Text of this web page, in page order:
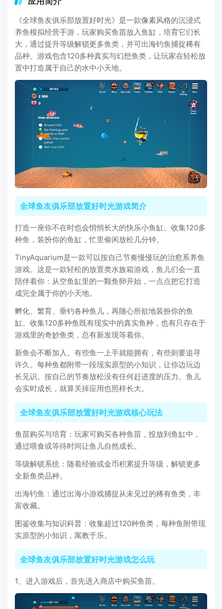
《全球鱼友俱乐部放置好时光》是一款像素风格的沉浸式
养鱼模拟经营手游，玩家购买鱼苗放入鱼缸，培育它们长
大，通过提升等级解锁更多鱼类，并可出海钓鱼捕捉稀有
品种。游戏包含120多种真实与幻想鱼类，让玩家在轻松放
置中打造属于自己的水中小天地。
全球鱼友俱乐部放置好时光游戏简介
打造一座你不在时也会悄悄长大的快乐小鱼缸。收集120多
种鱼，装扮你的鱼缸，忙里偷闲放松几分钟。
TinyAquarium是一款可以按自己节奏慢慢玩的治愈系养鱼
游戏。这是一款轻松的放置类水族箱游戏，鱼儿们会一直
陪伴着你：从空鱼缸里的一颗鱼卵开始，一点点把它打造
成完全属于你的小天地。
孵化、繁育、垂钓各种鱼儿，再随心所欲地装扮你的鱼
缸。收集120多种鱼既有现实中的真实鱼种，也有只存在于
游戏里的奇妙鱼类，总有新发现等着你。
新鱼会不断加入。有些鱼一上手就能拥有，有些则要追寻
许久。每种鱼都附带一段现实原型的小知识，让你边玩边
长见识。按自己的节奏放松没有任何赶进度的压力。鱼儿
会实时成长，就算关掉应用也照样长大。
全球鱼友俱乐部放置好时光游戏核心玩法
鱼苗购买与培育：玩家可购买各种鱼苗，投放到鱼缸中，
通过喂食或等待时间让鱼儿自然成长。
等级解锁系统：随着经验或金币积累提升等级，解锁更多
全新鱼类品种。
出海钓鱼：通过出海小游戏捕捉从未见过的稀有鱼类，丰
富收藏。
图鉴收集与知识科普：收集超过120种鱼类，每种鱼附带现
实原型的小知识，寓教于乐。
全球鱼友俱乐部放置好时光游戏怎么玩
1、进入游戏后，首先进入商店中购买鱼苗。